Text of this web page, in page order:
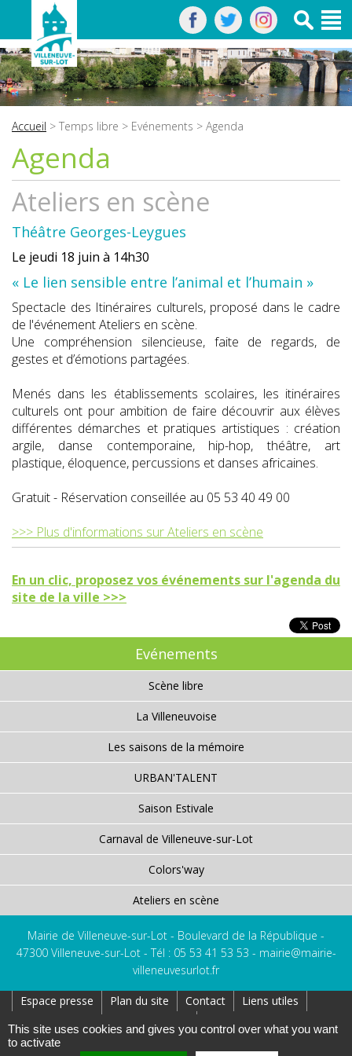
Accueil > Temps libre > Evénements > Agenda
Agenda
Ateliers en scène
Théâtre Georges-Leygues
Le jeudi 18 juin à 14h30
« Le lien sensible entre l’animal et l’humain »
Spectacle des Itinéraires culturels, proposé dans le cadre
de l'événement Ateliers en scène.
Une compréhension silencieuse, faite de regards, de
gestes et d’émotions partagées.
Menés dans les établissements scolaires, les itinéraires
culturels ont pour ambition de faire découvrir aux élèves
différentes démarches et pratiques artistiques : création
argile, danse contemporaine, hip-hop, théâtre, art
plastique, éloquence, percussions et danses africaines.
Gratuit - Réservation conseillée au 05 53 40 49 00
>>> Plus d'informations sur Ateliers en scène
En un clic, proposez vos événements sur l'agenda du
site de la ville >>>
Evénements
Scène libre
La Villeneuvoise
Les saisons de la mémoire
URBAN'TALENT
Saison Estivale
Carnaval de Villeneuve-sur-Lot
Colors'way
Ateliers en scène
Mairie de Villeneuve-sur-Lot - Boulevard de la République -
47300 Villeneuve-sur-Lot - Tél : 05 53 41 53 53 - mairie@mairie-
villeneuvesurlot.fr
Espace presse Plan du site Contact
Liens utiles
Création : AtoutPixel Gestion des cookies Mentions légales
This site uses cookies and gives you control over what you want
to activate